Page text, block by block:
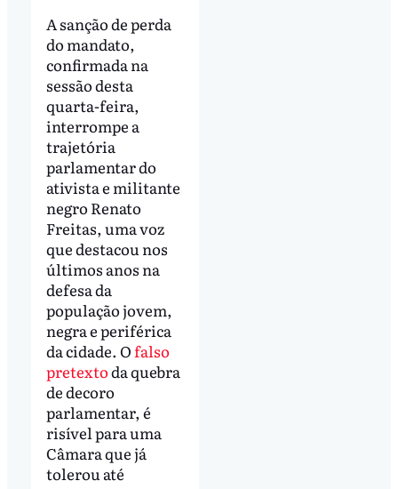
A sanção de perda
do mandato,
confirmada na
sessão desta
quarta-feira,
interrompe a
trajetória
parlamentar do
ativista e militante
negro Renato
Freitas, uma voz
que destacou nos
últimos anos na
defesa da
população jovem,
negra e periférica
da cidade. O falso
pretextoda quebra
de decoro
parlamentar, é
risível para uma
Câmara que já
tolerou até